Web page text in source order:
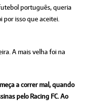
português, queria
por isso que aceitei.
A mais velha foi na
a correr mal, quando
pelo Racing FC. Ao